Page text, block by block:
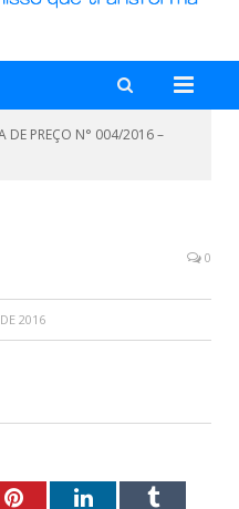
DE PREÇO N° 004/2016 –
0
2016
PinterestLinkedInTumblr